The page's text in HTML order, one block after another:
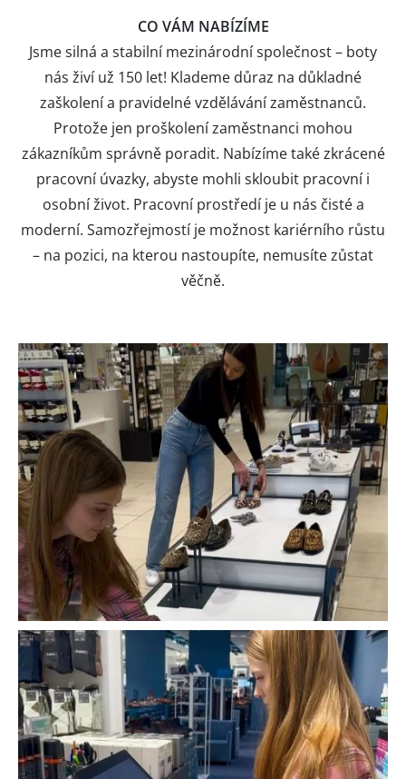
CO VÁM NABÍZÍME
Jsme silná a stabilní mezinárodní společnost – boty
nás živí už 150 let! Klademe důraz na důkladné
zaškolení a pravidelné vzdělávání zaměstnanců.
Protože jen proškolení zaměstnanci mohou
zákazníkům správně poradit. Nabízíme také zkrácené
pracovní úvazky, abyste mohli skloubit pracovní i
osobní život. Pracovní prostředí je u nás čisté a
moderní. Samozřejmostí je možnost kariérního růstu
– na pozici, na kterou nastoupíte, nemusíte zůstat
věčně.